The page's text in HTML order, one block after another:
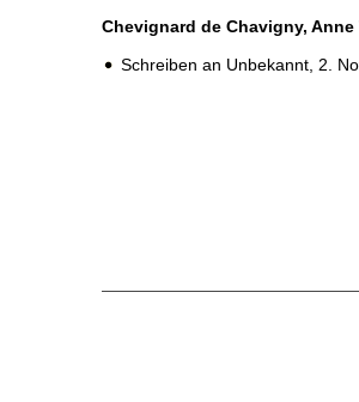
Chevignard de Chavigny,
Schreiben an Unbekannt, 2.